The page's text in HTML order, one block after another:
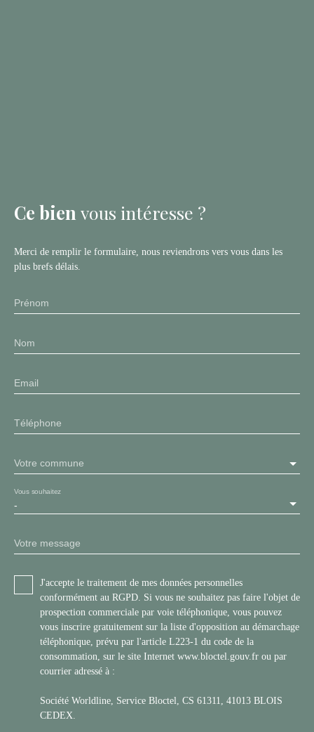
Ce bien vous intéresse ?
Merci de remplir le formulaire, nous reviendrons vers vous dans les
plus brefs délais.
Prénom
Nom
Email
Téléphone
Votre commune
-
Vous souhaitez
Votre message
J'accepte le traitement de mes données personnelles
conformément au RGPD. Si vous ne souhaitez pas faire l'objet de
prospection commerciale par voie téléphonique, vous pouvez
vous inscrire gratuitement sur la liste d'opposition au démarchage
téléphonique, prévu par l'article L223-1 du code de la
consommation, sur le site Internet www.bloctel.gouv.fr ou par
courrier adressé à :
Société Worldline, Service Bloctel, CS 61311, 41013 BLOIS
CEDEX.